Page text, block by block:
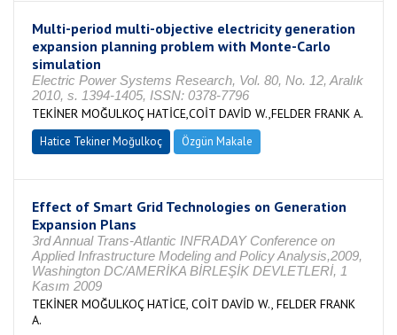
Multi-period multi-objective electricity generation
expansion planning problem with Monte-Carlo
simulation
Electric Power Systems Research, Vol. 80, No. 12, Aralık
2010, s. 1394-1405, ISSN: 0378-7796
TEKİNER MOĞULKOÇ HATİCE,COİT DAVİD W.,FELDER FRANK A.
Hatice Tekiner Moğulkoç Özgün Makale
Effect of Smart Grid Technologies on Generation
Expansion Plans
3rd Annual Trans-Atlantic INFRADAY Conference on
Applied Infrastructure Modeling and Policy Analysis,2009,
Washington DC/AMERİKA BİRLEŞİK DEVLETLERİ, 1
Kasım 2009
TEKİNER MOĞULKOÇ HATİCE, COİT DAVİD W., FELDER FRANK
A.